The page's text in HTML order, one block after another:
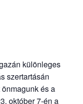
különleges
szertartásán
és a
október 7-én a